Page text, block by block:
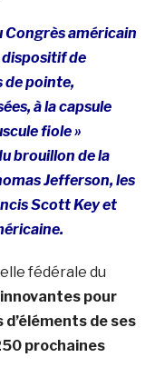
Congrès américain
dispositif de
de pointe,
à la capsule
fiole »
brouillon de la
Jefferson, les
Scott Key et
fédérale du
pour
de ses
prochaines